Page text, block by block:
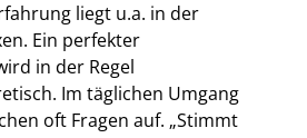
liegt u.a. in der
Ein perfekter
in der Regel
Im täglichen Umgang
oft Fragen auf. „Stimmt